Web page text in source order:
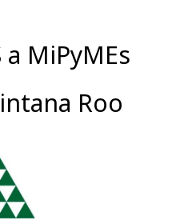
a MiPyMEs
Roo